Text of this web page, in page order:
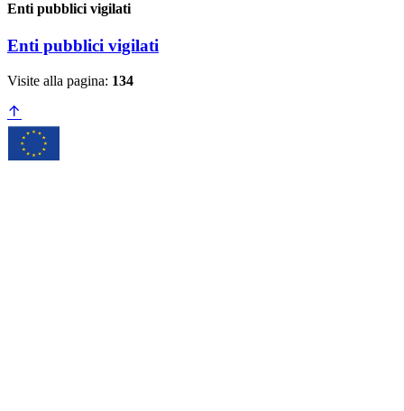
Enti pubblici vigilati
Enti pubblici vigilati
Visite alla pagina: 134